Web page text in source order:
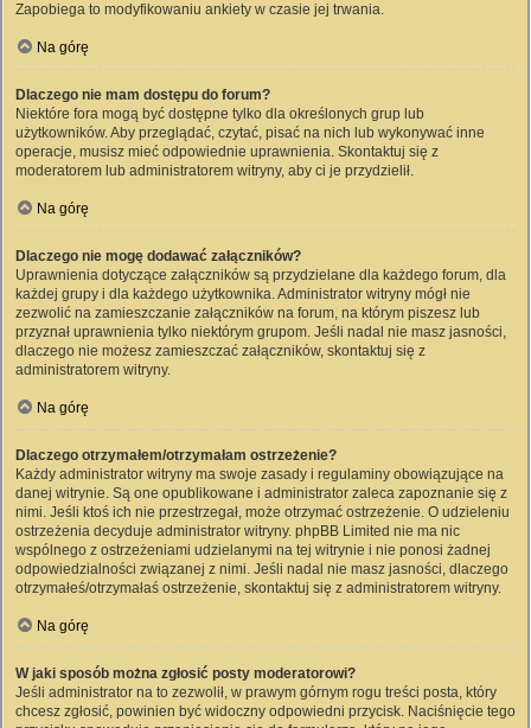
Zapobiega to modyfikowaniu ankiety w czasie jej trwania.
Na górę
Dlaczego nie mam dostępu do forum?
Niektóre fora mogą być dostępne tylko dla określonych grup lub
użytkowników. Aby przeglądać, czytać, pisać na nich lub wykonywać inne
operacje, musisz mieć odpowiednie uprawnienia. Skontaktuj się z
moderatorem lub administratorem witryny, aby ci je przydzielił.
Na górę
Dlaczego nie mogę dodawać załączników?
Uprawnienia dotyczące załączników są przydzielane dla każdego forum, dla
każdej grupy i dla każdego użytkownika. Administrator witryny mógł nie
zezwolić na zamieszczanie załączników na forum, na którym piszesz lub
przyznał uprawnienia tylko niektórym grupom. Jeśli nadal nie masz jasności,
dlaczego nie możesz zamieszczać załączników, skontaktuj się z
administratorem witryny.
Na górę
Dlaczego otrzymałem/otrzymałam ostrzeżenie?
Każdy administrator witryny ma swoje zasady i regulaminy obowiązujące na
danej witrynie. Są one opublikowane i administrator zaleca zapoznanie się z
nimi. Jeśli ktoś ich nie przestrzegał, może otrzymać ostrzeżenie. O udzieleniu
ostrzeżenia decyduje administrator witryny. phpBB Limited nie ma nic
wspólnego z ostrzeżeniami udzielanymi na tej witrynie i nie ponosi żadnej
odpowiedzialności związanej z nimi. Jeśli nadal nie masz jasności, dlaczego
otrzymałeś/otrzymałaś ostrzeżenie, skontaktuj się z administratorem witryny.
Na górę
W jaki sposób można zgłosić posty moderatorowi?
Jeśli administrator na to zezwolił, w prawym górnym rogu treści posta, który
chcesz zgłosić, powinien być widoczny odpowiedni przycisk. Naciśnięcie tego